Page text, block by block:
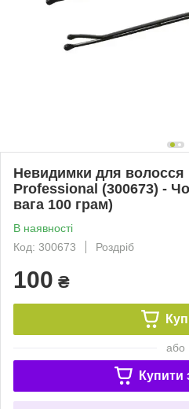
Невидимки для волосся
Professional (300673) -
вага 100 грам)
В наявності
Код: 300673
Роздріб
100 ₴
або
Купити